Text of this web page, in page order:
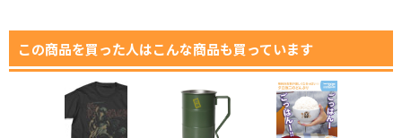
この商品を買った人はこんな商品も買っています